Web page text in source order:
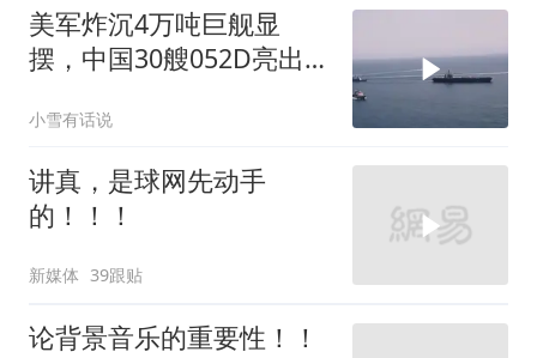
美军炸沉4万吨巨舰显
摆，中国30艘052D亮出
变天了！
小雪有话说
讲真，是球网先动手
的！！！
新媒体 39跟贴
论背景音乐的重要性！！